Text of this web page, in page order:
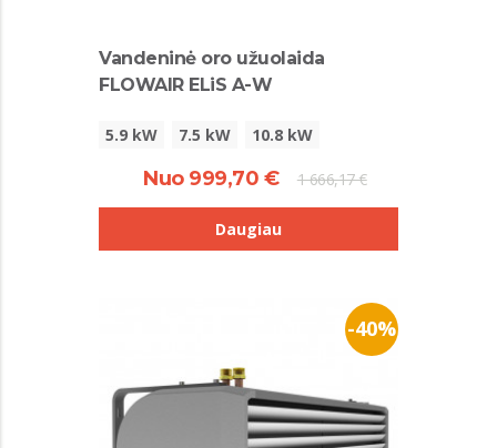
Vandeninė oro užuolaida
FLOWAIR ELiS A-W
5.9 kW 7.5 kW 10.8 kW
Nuo 999,70 € 1 666,17 €
Daugiau
-40%